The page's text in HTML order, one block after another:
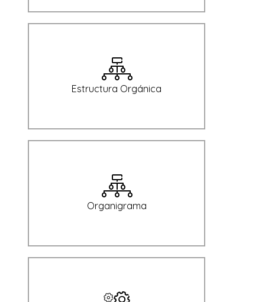
Estructura Orgánica
Organigrama